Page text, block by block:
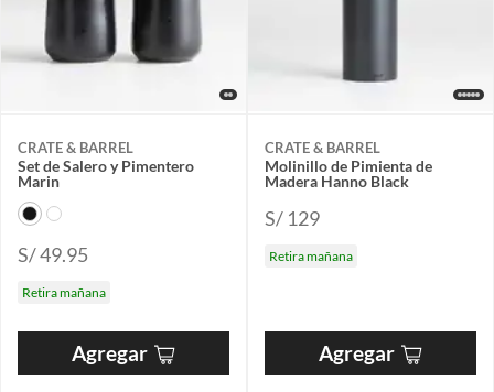
CRATE & BARREL
Set de Salero y Pimentero
Marin
S/ 49.95
Retira mañana
Agregar
CRATE & BARREL
Molinillo de Pimienta de
Madera Hanno Black
S/ 129
Retira mañana
Agregar